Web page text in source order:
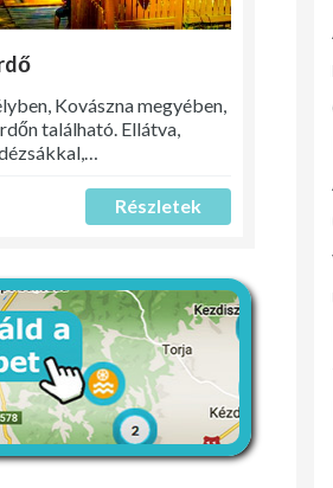
Kovászna megyében,
található. Ellátva,
Részletek